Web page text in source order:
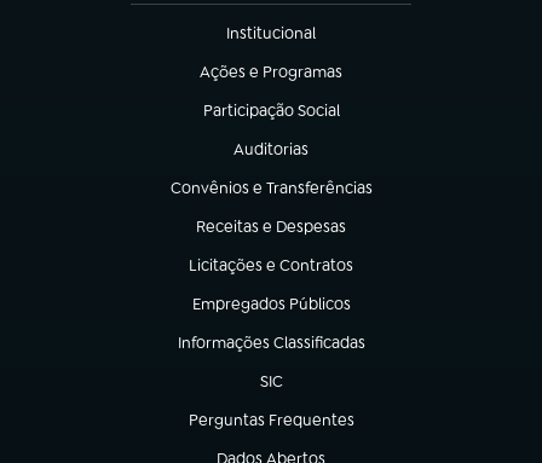
Institucional
(abre em nova aba)
Ações e Programas
(abre em nova aba)
Participação Social
(abre em nova aba)
Auditorias
(abre em nova aba)
Convênios e Transferências
(abre em nova aba)
Receitas e Despesas
(abre em nova aba)
Licitações e Contratos
(abre em nova aba)
Empregados Públicos
(abre em nova aba)
Informações Classificadas
(abre em nova aba)
SIC
(abre em nova aba)
Perguntas Frequentes
(abre em nova aba)